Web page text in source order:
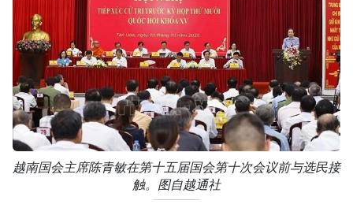
越南国会主席陈青敏在第十五届国会第十次会议前与选民接
触。图自越通社